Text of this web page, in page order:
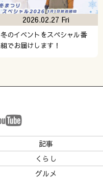
冬のイベントをスペシャル番
組でお届けします！
2026.02.27 Fri
記事
くらし
グルメ